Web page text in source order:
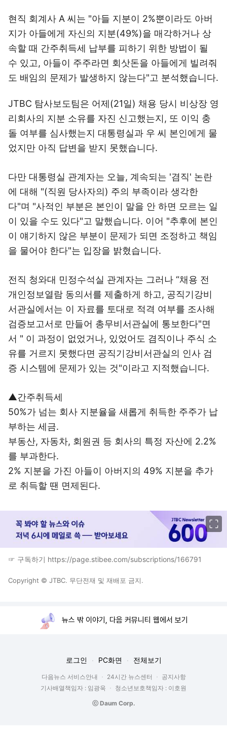
현직 회계사 A 씨는 "아들 지분이 2%뿐이라도 아버
지가 아들에게 자신의 지분(49%)을 매각하거나 상
속할 때 간주취득세 납부를 피하기 위한 방법이 될
수 있고, 아들이 주주라면 회삿돈을 아들에게 빌려줘
도 배임의 문제가 발생하지 않는다"고 분석했습니다.
JTBC 탐사보도팀은 어제(21일) 채용 당시 비상장 영
리회사의 지분 소유를 자진 신고했는지, 또 이익 충
돌 여부를 심사했는지 대통령실과 우 씨 본인에게 물
었지만 아직 답변을 받지 못했습니다.
다만 대통령실 관계자는 오늘, 계속되는 '겸직' 논란
에 대해 "(직원 당사자의) 주의 부족이라 생각한
다"며 "사적인 부분은 본인이 말을 안 하면 모르는 일
이 있을 수도 있다"고 말했습니다. 이어 "추후에 본인
이 얘기하지 않은 부분이 문제가 되면 조정하고 책임
을 물어야 한다"는 입장을 밝혔습니다.
전직 청와대 민정수석실 관계자는 그러나 “채용 전
개인정보열람 동의서를 제출하게 하고, 공직기강비
서관실에서는 이 자료를 토대로 적격 여부를 조사해
검증보고서로 만들어 총무비서관실에 통보한다"면
서 " 이 과정이 없었거나, 있었어도 겸직이나 주식 소
유를 거르지 못했다면 공직기강비서관실의 인사 검
증 시스템에 문제가 있는 것"이라고 지적했습니다.
▲간주취득세
50%가 넘는 회사 지분율을 새롭게 취득한 주주가 납
부하는 세금.
부동산, 자동차, 회원권 등 회사의 특정 자산에 2.2%
를 부과한다.
2% 지분을 가진 아들이 아버지의 49% 지분을 추가
로 취득할 땐 면제된다.
☞ 구독하기 https://page.stibee.com/subscriptions/166791
Copyright © JTBC. 무단전재 및 재배포 금지.
뉴스 밖 이야기, 다음 커뮤니티 웹에서 보기
로그인 PC화면 전체보기
다음뉴스 서비스안내 24시간 뉴스센터
공지사항
기사배열책임자 : 임광욱
청소년보호책임자 : 이호원
ⓒ Daum Corp.